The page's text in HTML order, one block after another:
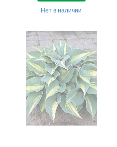
Нет в наличии